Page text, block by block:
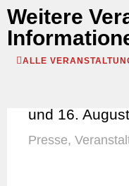
Weitere
ALLE
und 16.
Presse,